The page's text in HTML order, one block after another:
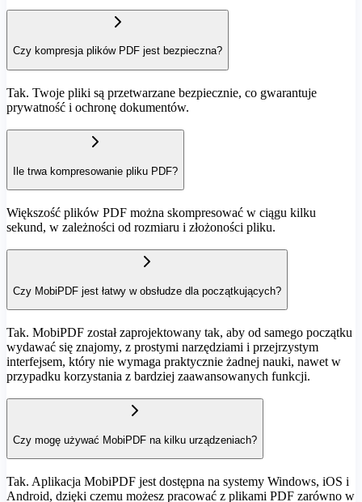
Czy kompresja plików PDF jest bezpieczna?
Tak. Twoje pliki są przetwarzane bezpiecznie, co gwarantuje
prywatność i ochronę dokumentów.
Ile trwa kompresowanie pliku PDF?
Większość plików PDF można skompresować w ciągu kilku
sekund, w zależności od rozmiaru i złożoności pliku.
Czy MobiPDF jest łatwy w obsłudze dla początkujących?
Tak. MobiPDF został zaprojektowany tak, aby od samego początku
wydawać się znajomy, z prostymi narzędziami i przejrzystym
interfejsem, który nie wymaga praktycznie żadnej nauki, nawet w
przypadku korzystania z bardziej zaawansowanych funkcji.
Czy mogę używać MobiPDF na kilku urządzeniach?
Tak. Aplikacja MobiPDF jest dostępna na systemy Windows, iOS i
Android, dzięki czemu możesz pracować z plikami PDF zarówno w